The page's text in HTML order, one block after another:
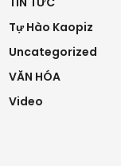
Tự Hào Kaopiz
Uncategorized
VĂN HÓA
Video